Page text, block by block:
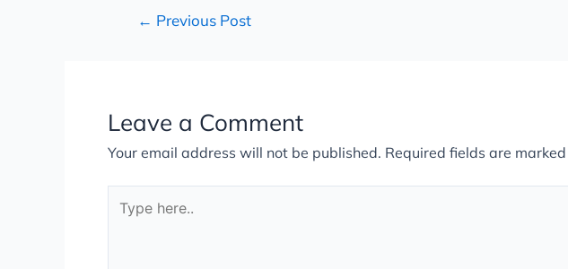
← Previous Post
Leave a Comment
Your email address will not be published. Required fields are marked
here..